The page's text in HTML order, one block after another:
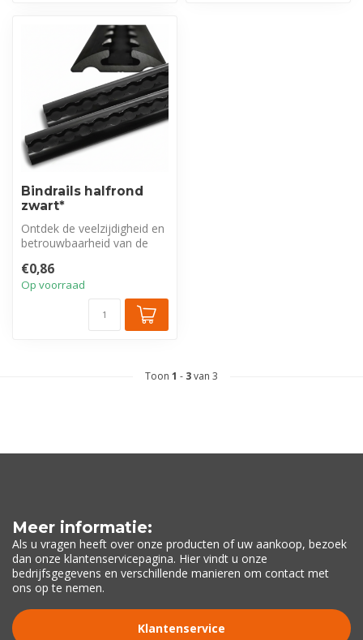
Bindrails halfrond
zwart*
Ontdek de veelzijdigheid en
betrouwbaarheid van de
ontworpe...
€0,86
Op voorraad
Toon 1 - 3van 3
Meer informatie:
Als u vragen heeft over onze producten of uw aankoop, bezoek
dan onze klantenservicepagina. Hier vindt u onze
bedrijfsgegevens en verschillende manieren om contact met
ons op te nemen.
Klantenservice